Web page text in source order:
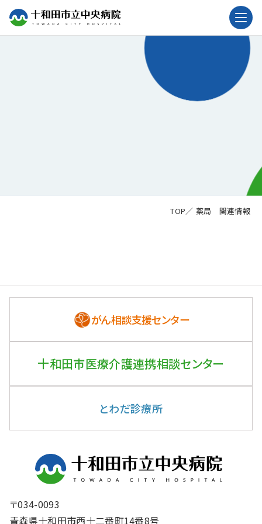
TOP／ 薬局 関連情報
がん相談支援センター
十和田市医療介護連携相談センター
とわだ診療所
〒034-0093
青森県十和田市西十二番町14番8号